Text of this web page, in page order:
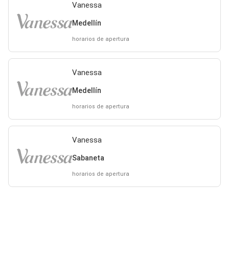
Vanessa
Medellín
horarios de apertura
Vanessa
Medellín
horarios de apertura
Vanessa
Sabaneta
horarios de apertura